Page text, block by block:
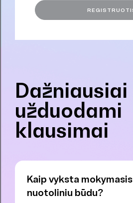
Dažniausiai
užduodami
klausimai
Kaip vyksta mokymasis
nuotoliniu būdu?